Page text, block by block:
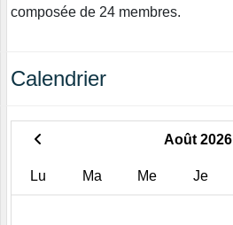
composée de 24 membres.
Calendrier
Août 2026
Lu Ma Me Je